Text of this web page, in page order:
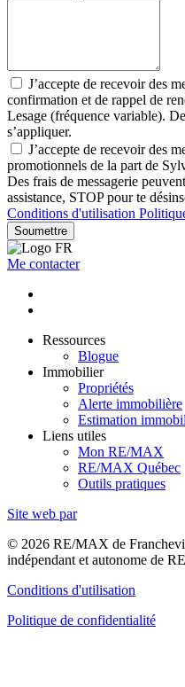
J’accepte de recevoir des
confirmation et de rappel de
Lesage (fréquence variable).
s’appliquer.
J’accepte de recevoir des
promotionnels de la part de
Des frais de messagerie
assistance, STOP pour te
Conditions d'utilisation
Soumettre
Me contacter
Ressources
Blogue
Immobilier
Propriétés
Alerte immobilière
Estimation
Liens utiles
Mon RE/MAX
RE/MAX Québec
Outils pratiques
Site web par
© 2026 RE/MAX de
indépendant et autonome de
Conditions d'utilisation
Politique de confidentialité